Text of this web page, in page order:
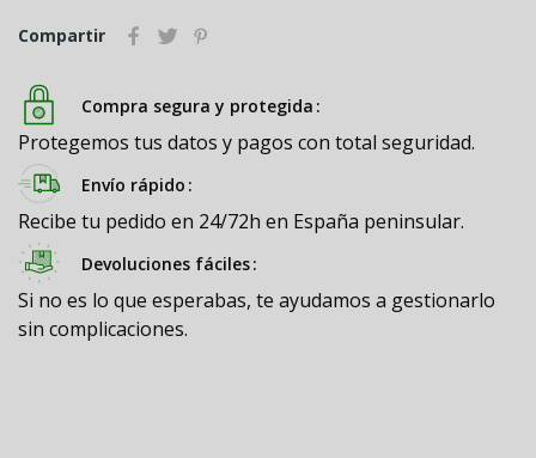
Compartir
Compra segura y protegida
Protegemos tus datos y pagos con total seguridad.
Envío rápido
Recibe tu pedido en 24/72h en España peninsular.
Devoluciones fáciles
Si no es lo que esperabas, te ayudamos a gestionarlo
sin complicaciones.